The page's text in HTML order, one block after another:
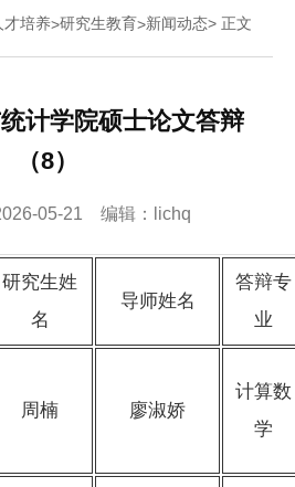
才培养>研究生教育>新闻动态> 正文
计学院硕士论文答辩
（8）
05-21 编辑：lichq
研究生姓
名
导师姓名
答辩专
业
周楠 廖淑娇
计算数
学